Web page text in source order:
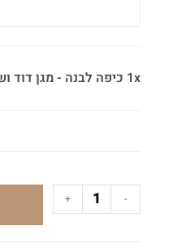
1x כיפה לבנה - מגן דוד ושם
-
+